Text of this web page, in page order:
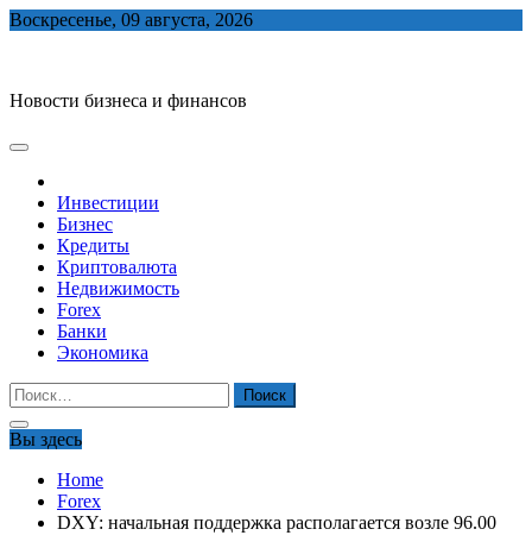
Skip
Воскресенье, 09 августа, 2026
Новости бизнеса и финансов
Инвестиции
Бизнес
Кредиты
Криптовалюта
Недвижимость
Forex
Банки
Экономика
Найти:
Вы здесь
Home
Forex
DXY: начальная поддержка располагается возле 96.00